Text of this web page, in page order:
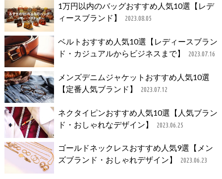
1万円以内のバッグおすすめ人気10選【レデ
ィースブランド】
2023.08.05
ベルトおすすめ人気10選【レディースブラン
ド・カジュアルからビジネスまで】
2023.07.16
メンズデニムジャケットおすすめ人気10選
【定番人気ブランド】
2023.07.12
ネクタイピンおすすめ人気10選【人気ブラン
ド・おしゃれなデザイン】
2023.06.25
ゴールドネックレスおすすめ人気9選【メン
ズブランド・おしゃれデザイン】
2023.06.23